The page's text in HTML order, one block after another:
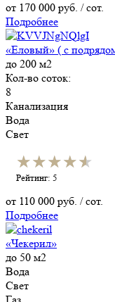
от 170 000 руб. / сот.
Подробнее
«Еловый» ( с
до 200 м2
Кол-во соток:
8
Канализация
Вода
Свет
★★★★★
★★★★★
Рейтинг: 5
от 110 000 руб. / сот.
Подробнее
«Чекерил»
до 50 м2
Вода
Свет